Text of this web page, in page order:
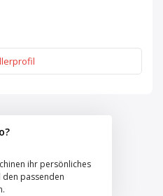
ihr persönliches
passenden